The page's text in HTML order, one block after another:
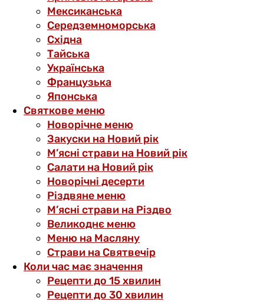
Мексиканська
Середземноморська
Східна
Тайська
Українська
Французька
Японська
Святкове меню
Новорічне меню
Закуски на Новий рік
М’ясні страви на Новий рік
Салати на Новий рік
Новорічні десерти
Різдвяне меню
М’ясні страви на Різдво
Великоднє меню
Меню на Масляну
Страви на Святвечір
Коли час має значення
Рецепти до 15 хвилин
Рецепти до 30 хвилин